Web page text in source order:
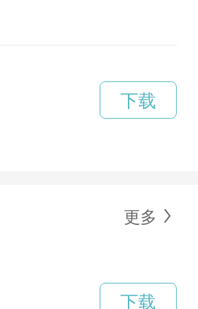
下载
更多
下载